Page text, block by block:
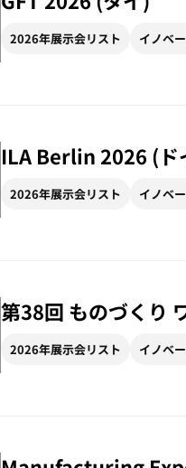
2026年展示会リスト イノベ
ILA Berlin 2026 (ド
2026年展示会リスト イノベ
第38回 ものづくり
2026年展示会リスト イノベ